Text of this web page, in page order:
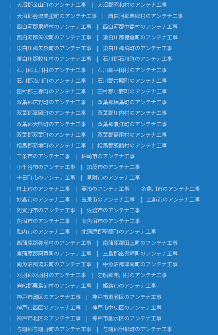
大沼郡金山町のアンテナ工事
大沼郡昭和村のアンテナ工事
大沼郡会津美里町のアンテナ工事
西白河郡西郷村のアンテナ工事
西白河郡泉崎村のアンテナ工事
西白河郡中島村のアンテナ工事
西白河郡矢吹町のアンテナ工事
東白川郡棚倉町のアンテナ工事
東白川郡矢祭町のアンテナ工事
東白川郡塙町のアンテナ工事
東白川郡鮫川村のアンテナ工事
石川郡石川町のアンテナ工事
石川郡玉川村のアンテナ工事
石川郡平田村のアンテナ工事
石川郡浅川町のアンテナ工事
石川郡古殿町のアンテナ工事
田村郡三春町のアンテナ工事
田村郡小野町のアンテナ工事
双葉郡広野町のアンテナ工事
双葉郡楢葉町のアンテナ工事
双葉郡富岡町のアンテナ工事
双葉郡川内村のアンテナ工事
双葉郡大熊町のアンテナ工事
双葉郡浪江町のアンテナ工事
双葉郡双葉町のアンテナ工事
双葉郡葛尾村のアンテナ工事
相馬郡新地町のアンテナ工事
相馬郡飯舘村のアンテナ工事
三条市のアンテナ工事
柏崎市のアンテナ工事
小千谷市のアンテナ工事
加茂市のアンテナ工事
十日町市のアンテナ工事
見附市のアンテナ工事
村上市のアンテナ工事
燕市のアンテナ工事
糸魚川市のアンテナ工事
妙高市のアンテナ工事
五泉市のアンテナ工事
上越市のアンテナ工事
阿賀野市のアンテナ工事
佐渡市のアンテナ工事
魚沼市のアンテナ工事
南魚沼市のアンテナ工事
胎内市のアンテナ工事
北蒲原郡聖籠町のアンテナ工事
西蒲原郡弥彦村のアンテナ工事
南蒲原郡田上町のアンテナ工事
東蒲原郡阿賀町のアンテナ工事
三島郡出雲崎町のアンテナ工事
南魚沼郡湯沢町のアンテナ工事
中魚沼郡津南町のアンテナ工事
刈羽郡刈羽村のアンテナ工事
岩船郡関川村のアンテナ工事
岩船郡粟島浦村のアンテナ工事
姫路市のアンテナ工事
神戸市灘区のアンテナ工事
神戸市東灘区のアンテナ工事
神戸市西区のアンテナ工事
神戸市中央区のアンテナ工事
神戸市北区のアンテナ工事
神戸市垂水区のアンテナ工事
与謝郡与謝野町のアンテナ工事
与謝郡伊根町のアンテナ工事